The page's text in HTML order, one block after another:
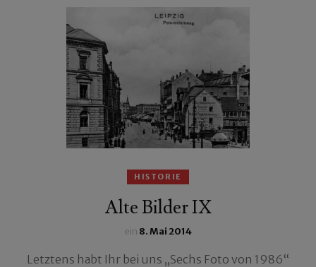
HISTORIE
Alte Bilder IX
ein 8. Mai 2014
Letztens habt Ihr bei uns „Sechs Foto von 1986“